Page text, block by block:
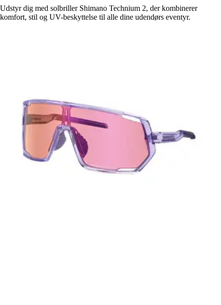
Udstyr dig med solbriller Shimano Technium 2, der kombinerer
komfort, stil og UV-beskyttelse til alle dine udendørs eventyr.